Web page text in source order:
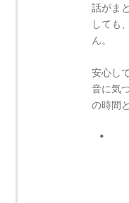
話がま
しても
ん。
安心し
音に気
の時間